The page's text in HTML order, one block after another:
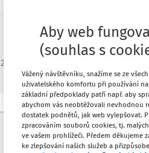
- 64
Máte předplatné?
Aby web
(souhlas s
Vážený návštěvníku, snažíme se ze
uživatelského komfortu při používání
základní předpoklady patří např. aby
abychom vás neobtěžovali nevhodnou
dostatek podnětů, jak web vylepšovat.
zpracováním souborů cookies, tj.
ve vašem prohlížeči. Předem děkujeme
ke zlepšování našich služeb a